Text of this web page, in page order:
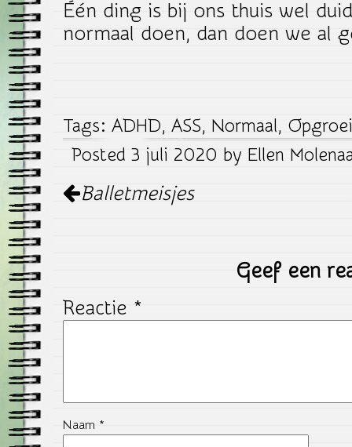
Één ding is bij ons thuis wel
normaal doen, dan doen we al
Tags: ADHD, ASS, Normaal,
Posted 3 juli 2020 by Ellen
navigation
Balletmeisjes
Geef een
Reactie *
Naam *